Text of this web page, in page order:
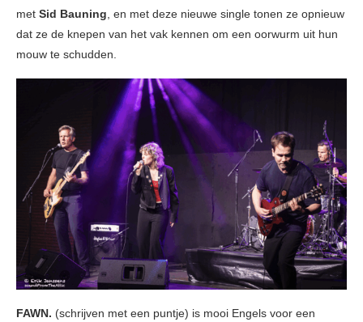
met Sid Bauning , en met deze nieuwe single tonen ze opnieuw
dat ze de knepen van het vak kennen om een oorwurm uit hun
mouw te schudden.
FAWN. (schrijven met een puntje) is mooi Engels voor een